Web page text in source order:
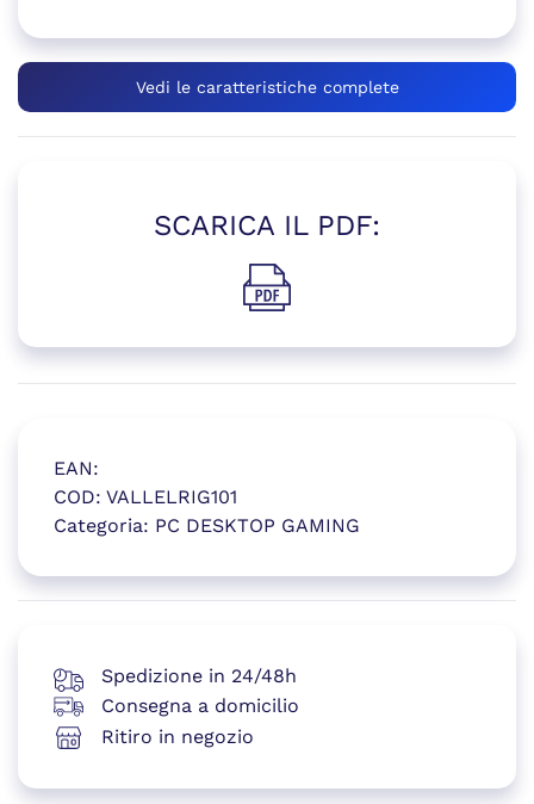
Vedi le caratteristiche complete
EAN:
COD: VALLELRIG101
Categoria: PC DESKTOP GAMING
(si apre in una nuova
SCARICA IL PDF:
(si apre in una nuova
Spedizione in 24/48h
Consegna a domicilio
Ritiro in negozio